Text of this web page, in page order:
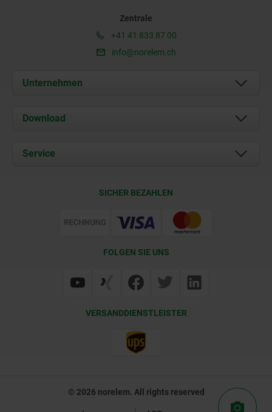
Zentrale
+41 41 833 87 00
info@norelem.ch
Unternehmen
Über uns
Kontakt
Download
Dokumente
Service
SICHER BEZAHLEN
FOLGEN SIE UNS
VERSANDDIENSTLEISTER
© 2026 norelem. All rights reserved